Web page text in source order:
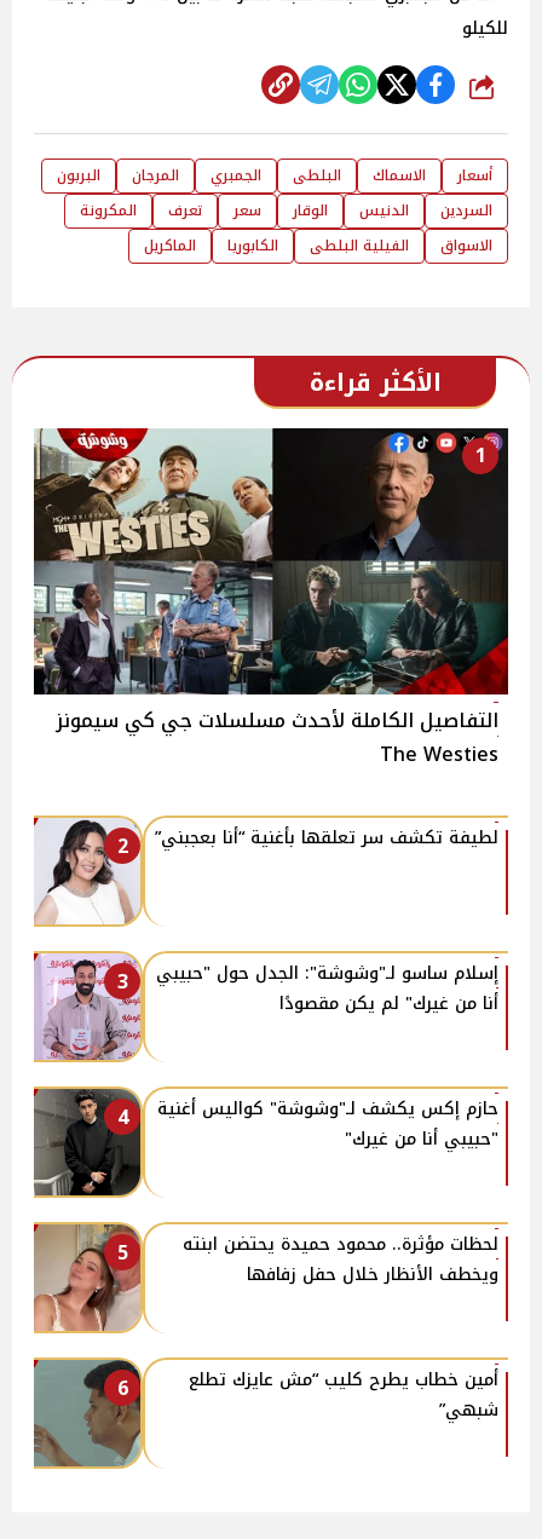
للكيلو
شارك
أسعار الاسماك البلطى الجمبري المرجان
البربون
السردين
الدنيس الوقار سعر تعرف
المكرونة
الاسواق
الفيلية البلطى الكابوريا الماكريل
الأكثر قراءة
1
التفاصيل الكاملة لأحدث مسلسلات جي كي سيمونز
The Westies
2 لطيفة تكشف سر تعلقها بأغنية “أنا بعجبني”
3
إسلام ساسو لـ"وشوشة": الجدل حول "حبيبي
أنا من غيرك" لم يكن مقصودًا
4
حازم إكس يكشف لـ"وشوشة" كواليس أغنية
"حبيبي أنا من غيرك"
5
لحظات مؤثرة.. محمود حميدة يحتضن ابنته
ويخطف الأنظار خلال حفل زفافها
6
أمين خطاب يطرح كليب “مش عايزك تطلع
شبهي”